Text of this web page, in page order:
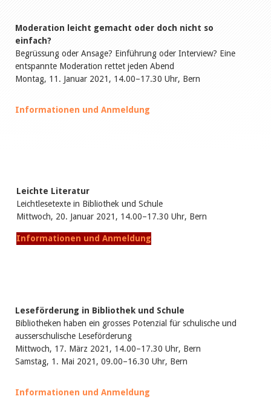
Tags
Aus- und Weiterbildung
Veranstaltungen
Kinder- und Jugendmedien
Bibliothek und Schule
Zielpublikum Kinder und
Schweizer Literatur
Alle Tags
Autoren
Julie Greub
Céline Graf
Felicitas Isler
Therese von Weissenfluh
Nicole Rothen
Manuela Nyffeler-Lanker
Archiv
Moderation leicht gemacht oder doch nicht so
einfach?
Begrüssung oder Ansage? Einführung oder Interview? Eine
entspannte Moderation rettet jeden Abend
Montag, 11. Januar 2021, 14.00–17.30 Uhr, Bern
Informationen und Anmeldung
Leichte Literatur
Leichtlesetexte in Bibliothek und Schule
Mittwoch, 20. Januar 2021, 14.00–17.30 Uhr, Bern
Informationen und Anmeldung
Leseförderung in Bibliothek und Schule
Bibliotheken haben ein grosses Potenzial für schulische und
ausserschulische Leseförderung
Mittwoch, 17. März 2021, 14.00–17.30 Uhr, Bern
Samstag, 1. Mai 2021, 09.00–16.30 Uhr, Bern
Informationen und Anmeldung